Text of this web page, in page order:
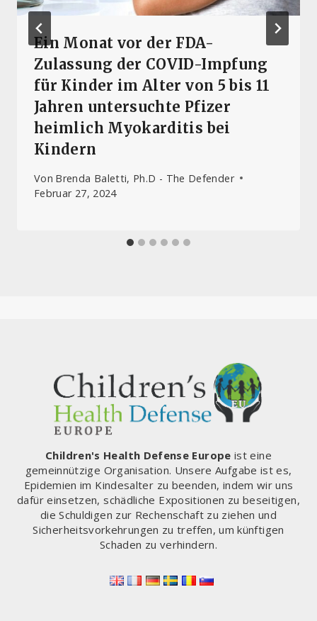
Ein Monat vor der FDA-
Zulassung der COVID-Impfung
für Kinder im Alter von 5 bis 11
Jahren untersuchte Pfizer
heimlich Myokarditis bei
Kindern
Von Brenda Baletti, Ph.D - The Defender
Februar 27, 2024
Children's Health Defense Europe ist eine
gemeinnützige Organisation. Unsere Aufgabe ist es,
Epidemien im Kindesalter zu beenden, indem wir uns
dafür einsetzen, schädliche Expositionen zu beseitigen,
die Schuldigen zur Rechenschaft zu ziehen und
Sicherheitsvorkehrungen zu treffen, um künftigen
Schaden zu verhindern.